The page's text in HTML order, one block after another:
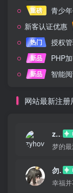
重磅
青少年保护系统
新客认证优惠
热门
授权管理系统
新品
PHP加密
新品
智能阅读
网站最新注册
zyhove
梦的
勿听